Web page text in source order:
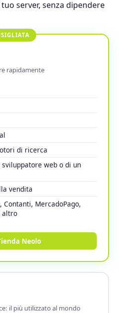
server, senza dipendere
rapidamente
di ricerca
web o di un
vendita
MercadoPago,
altro
Neolo
il più utilizzato al mondo